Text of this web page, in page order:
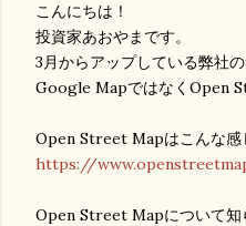
こんにちは！
投資家あおやまです。
3月からアップしている弊社
Google MapではなくOpen
Open Street Mapはこんな感
https://
Open Street Mapについて知